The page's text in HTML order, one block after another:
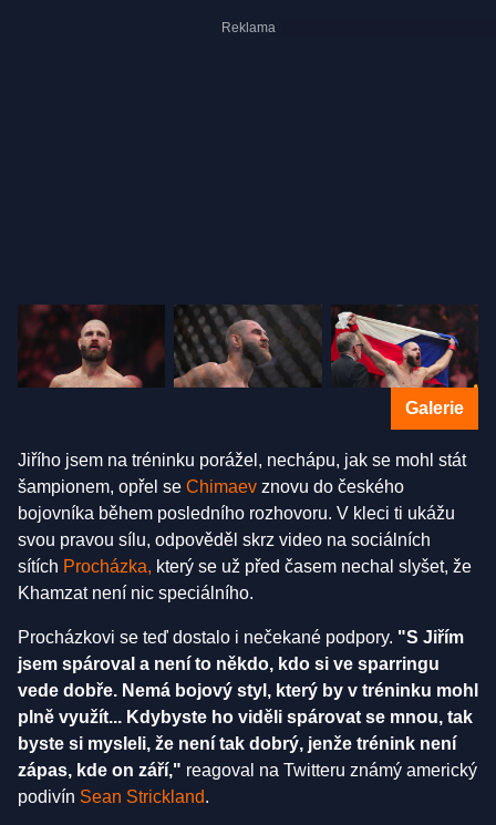
Galerie
Jiřího jsem na tréninku porážel, nechápu, jak se mohl stát
šampionem, opřel se Chimaev znovu do českého
bojovníka během posledního rozhovoru. V kleci ti ukážu
svou pravou sílu, odpověděl skrz video na sociálních
sítích Procházka, který se už před časem nechal slyšet, že
Khamzat není nic speciálního.
Procházkovi se teď dostalo i nečekané podpory. "S Jiřím
jsem spároval a není to někdo, kdo si ve sparringu
vede dobře. Nemá bojový styl, který by v tréninku mohl
plně využít... Kdybyste ho viděli spárovat se mnou, tak
byste si mysleli, že není tak dobrý, jenže trénink není
zápas, kde on září," reagoval na Twitteru známý americký
podivín Sean Strickland.